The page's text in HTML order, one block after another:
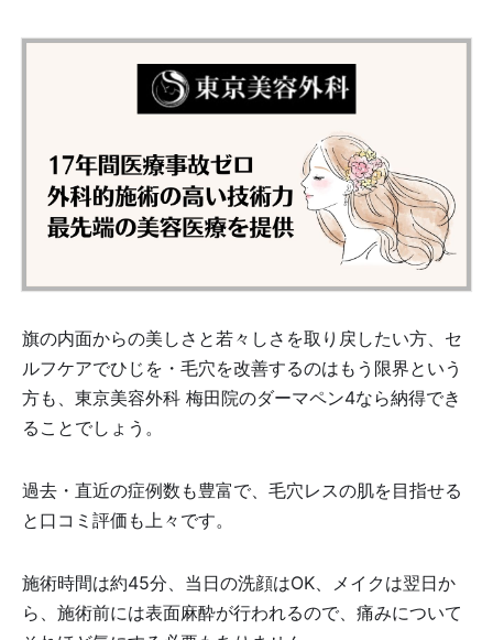
旗の内面からの美しさと若々しさを取り戻したい方、セ
ルフケアでひじを・毛穴を改善するのはもう限界という
方も、東京美容外科 梅田院のダーマペン4なら納得でき
ることでしょう。
過去・直近の症例数も豊富で、毛穴レスの肌を目指せる
と口コミ評価も上々です。
施術時間は約45分、当日の洗顔はOK、メイクは翌日か
ら、施術前には表面麻酔が行われるので、痛みについて